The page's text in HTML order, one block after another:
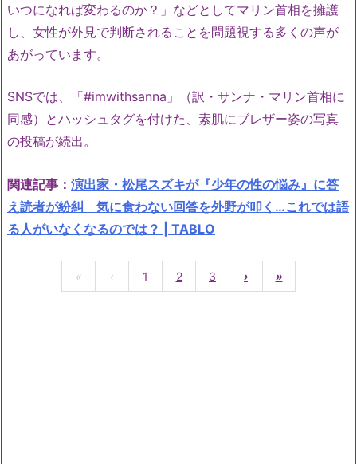
いつになれば変わるのか？」などとしてマリン首相を擁護
し、女性が外見で判断されることを問題視する多くの声が
あがっています。
SNSでは、「#imwithsanna」（訳・サンナ・マリン首相に
同感）とハッシュタグを付けた、素肌にブレザー姿の写真
の投稿が続出。
関連記事： 演出家・松尾スズキが『少年の性の悩み』に答
え読者が紛糾 気に食わない回答を外野が叩く…これでは語
る人がいなくなるのでは？ | TABLO
« ‹ 1 2 3 › »